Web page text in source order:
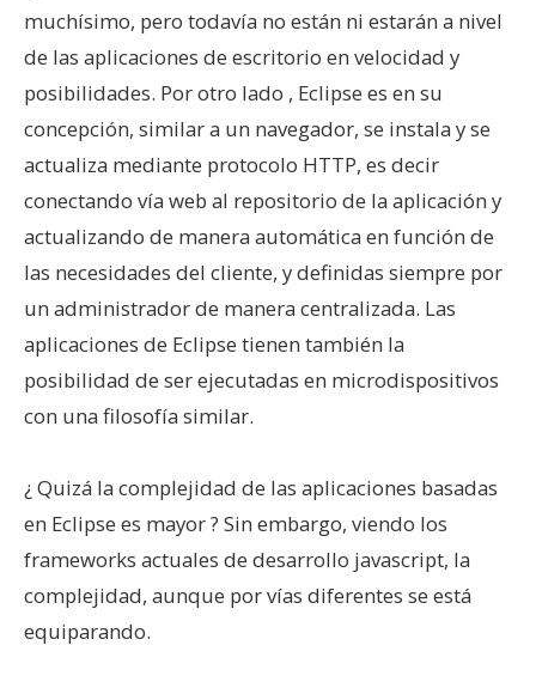
muchísimo, pero todavía no están ni estarán a nivel
de las aplicaciones de escritorio en velocidad y
posibilidades. Por otro lado , Eclipse es en su
concepción, similar a un navegador, se instala y se
actualiza mediante protocolo HTTP, es decir
conectando vía web al repositorio de la aplicación y
actualizando de manera automática en función de
las necesidades del cliente, y definidas siempre por
un administrador de manera centralizada. Las
aplicaciones de Eclipse tienen también la
posibilidad de ser ejecutadas en microdispositivos
con una filosofía similar.
¿ Quizá la complejidad de las aplicaciones basadas
en Eclipse es mayor ? Sin embargo, viendo los
frameworks actuales de desarrollo javascript, la
complejidad, aunque por vías diferentes se está
equiparando.